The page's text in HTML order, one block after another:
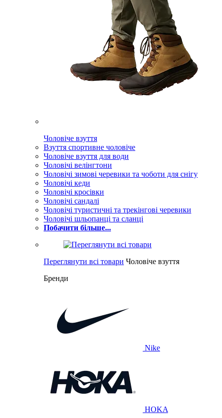
Чоловіче взуття
Взуття спортивне чоловіче
Чоловіче взуття для води
Чоловічі велінгтони
Чоловічі зимові черевики та чоботи для снігу
Чоловічі кеди
Чоловічі кросівки
Чоловічі сандалі
Чоловічі туристичні та трекінгові черевики
Чоловічі шльопанці та сланці
Побачити більше...
Переглянути всі товари Чоловіче взуття
Бренди
Nike
HOKA